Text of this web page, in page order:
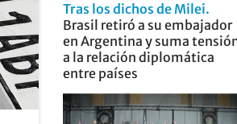
Tras los dichos de Milei
Brasil retiró a su embajador
en Argentina y suma
a la relación diplomática
entre países